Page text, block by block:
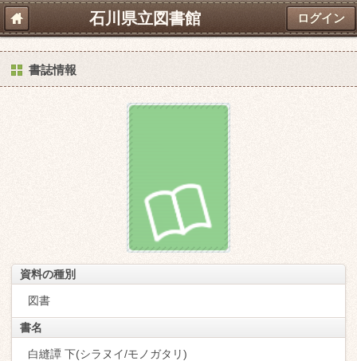
石川県立図書館 ログイン
書誌情報
資料の種別
図書
書名
白縫譚 下(シラヌイ/モノガタリ)